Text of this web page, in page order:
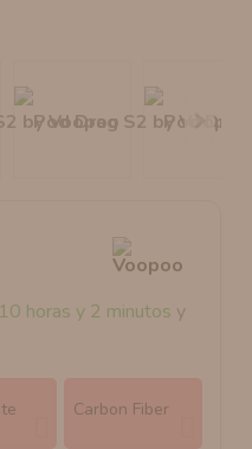
10 horas y 2 minutos y
Carbon Fiber
RTA